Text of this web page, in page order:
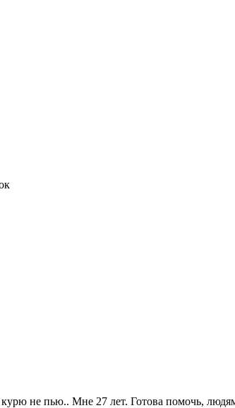
не пью.. Мне 27 лет. Готова помочь,